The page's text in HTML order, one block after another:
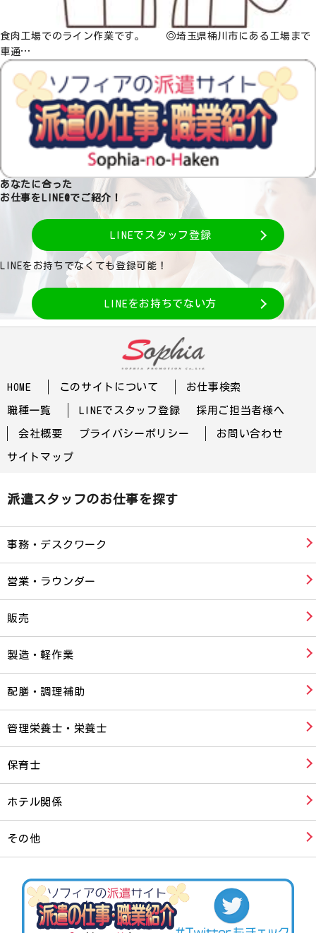
食肉工場でのライン作業です。 ◎埼玉県桶川市にある工場まで
車通…
あなたに合った
お仕事をLINE@でご紹介！
LINEでスタッフ登録
LINEをお持ちでなくても登録可能！
LINEをお持ちでない方
HOME このサイトについて お仕事検索
職種一覧 LINEでスタッフ登録 採用ご担当者様へ
会社概要 プライバシーポリシー お問い合わせ
サイトマップ
派遣スタッフのお仕事を探す
事務・デスクワーク
営業・ラウンダー
販売
製造・軽作業
配膳・調理補助
管理栄養士・栄養士
保育士
ホテル関係
その他